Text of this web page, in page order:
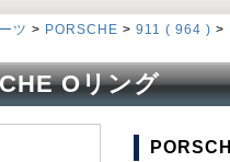
ツ > PORSCHE > 911 ( 964 ) >
Oリング